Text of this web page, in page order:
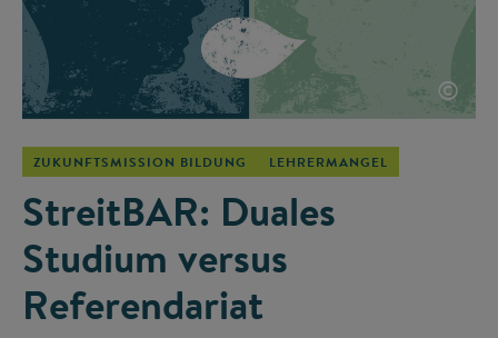
©
ZUKUNFTSMISSION BILDUNG LEHRERMANGEL
StreitBAR: Duales
Studium versus
Referendariat